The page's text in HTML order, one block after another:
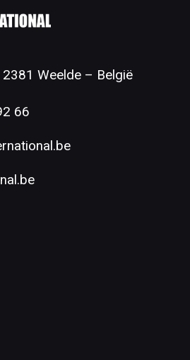
Weelde – België
66